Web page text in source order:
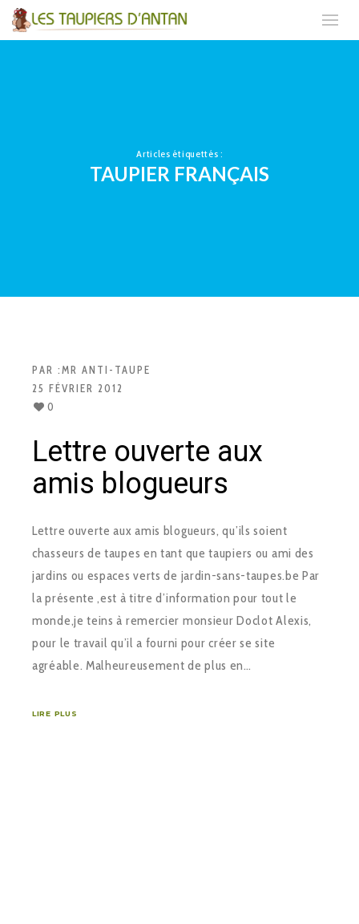
Articles étiquettés :
TAUPIER FRANÇAIS
PAR :MR ANTI-TAUPE
25 FÉVRIER 2012
0
Lettre ouverte aux
amis blogueurs
Lettre ouverte aux amis blogueurs, qu’ils soient
chasseurs de taupes en tant que taupiers ou ami des
jardins ou espaces verts de jardin-sans-taupes.be Par
la présente ,est à titre d’information pour tout le
monde,je teins à remercier monsieur Doclot Alexis,
pour le travail qu’il a fourni pour créer se site
agréable. Malheureusement de plus en…
LIRE PLUS